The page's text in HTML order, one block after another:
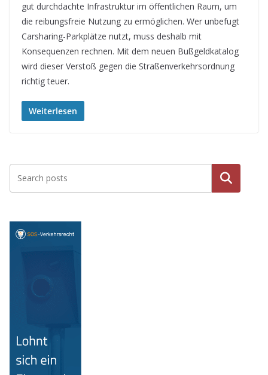
gut durchdachte Infrastruktur im öffentlichen Raum, um
die reibungsfreie Nutzung zu ermöglichen. Wer unbefugt
Carsharing-Parkplätze nutzt, muss deshalb mit
Konsequenzen rechnen. Mit dem neuen Bußgeldkatalog
wird dieser Verstoß gegen die Straßenverkehrsordnung
richtig teuer.
Weiterlesen
Suche